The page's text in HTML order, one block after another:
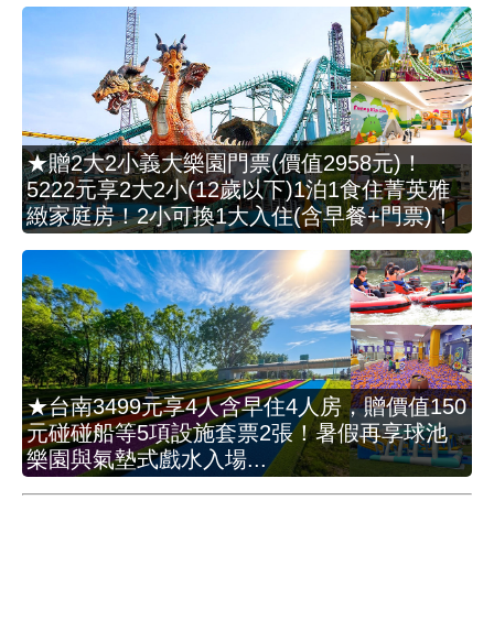
★贈2大2小義大樂園門票(價值2958元)！
5222元享2大2小(12歲以下)1泊1食住菁英雅
緻家庭房！2小可換1大入住(含早餐+門票)！
★台南3499元享4人含早住4人房，贈價值150
元碰碰船等5項設施套票2張！暑假再享球池
樂園與氣墊式戲水入場...